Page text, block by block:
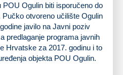
Ogulin biti isporučeno do
otvoreno učilište Ogulin
javilo na Javni poziv
predlaganje programa javnih
Hrvatske za 2017. godinu i to
objekta POU Ogulin.